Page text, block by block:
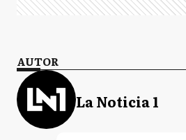
AUTOR
La Noticia 1